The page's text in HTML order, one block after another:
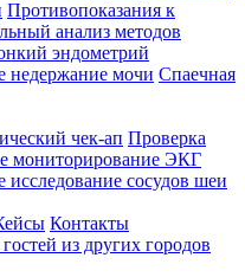
Противопоказания к
анализ методов
эндометрий
недержание мочи Спаечная
чек-ап Проверка
мониторирование ЭКГ
исследование сосудов шеи
Контакты
из других городов